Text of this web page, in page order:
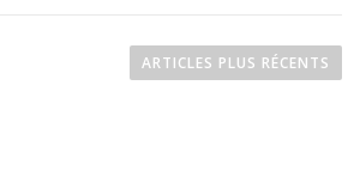
ARTICLES PLUS RÉCENTS